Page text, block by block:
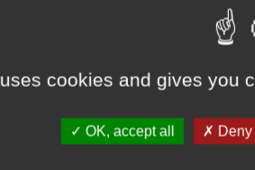
Non classé
cookies and gives you
OK, accept all